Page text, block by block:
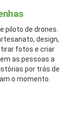
piloto de drones.
design,
fotos e criar
as pessoas a
por trás de
o momento.